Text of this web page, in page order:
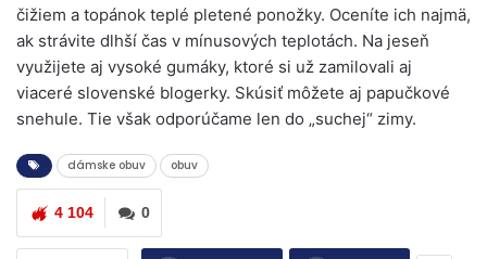
čižiem a topánok teplé pletené ponožky. Oceníte ich najmä,
ak strávite dlhší čas v mínusových teplotách. Na jeseň
využijete aj vysoké gumáky, ktoré si už zamilovali aj
viaceré slovenské blogerky. Skúsiť môžete aj papučkové
snehule. Tie však odporúčame len do „suchej“ zimy.
dámske obuv obuv
0
4 104